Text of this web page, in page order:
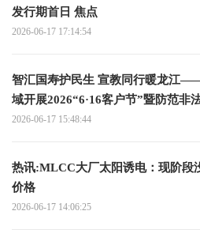
发行期首日 焦点
2026-06-17 17:14:54
智汇国寿护民生 宣教同行暖龙江
域开展2026“6·16客户节”暨防范非
2026-06-17 15:48:44
热讯:MLCC大厂太阳诱电：现阶段
价格
2026-06-17 14:06:25